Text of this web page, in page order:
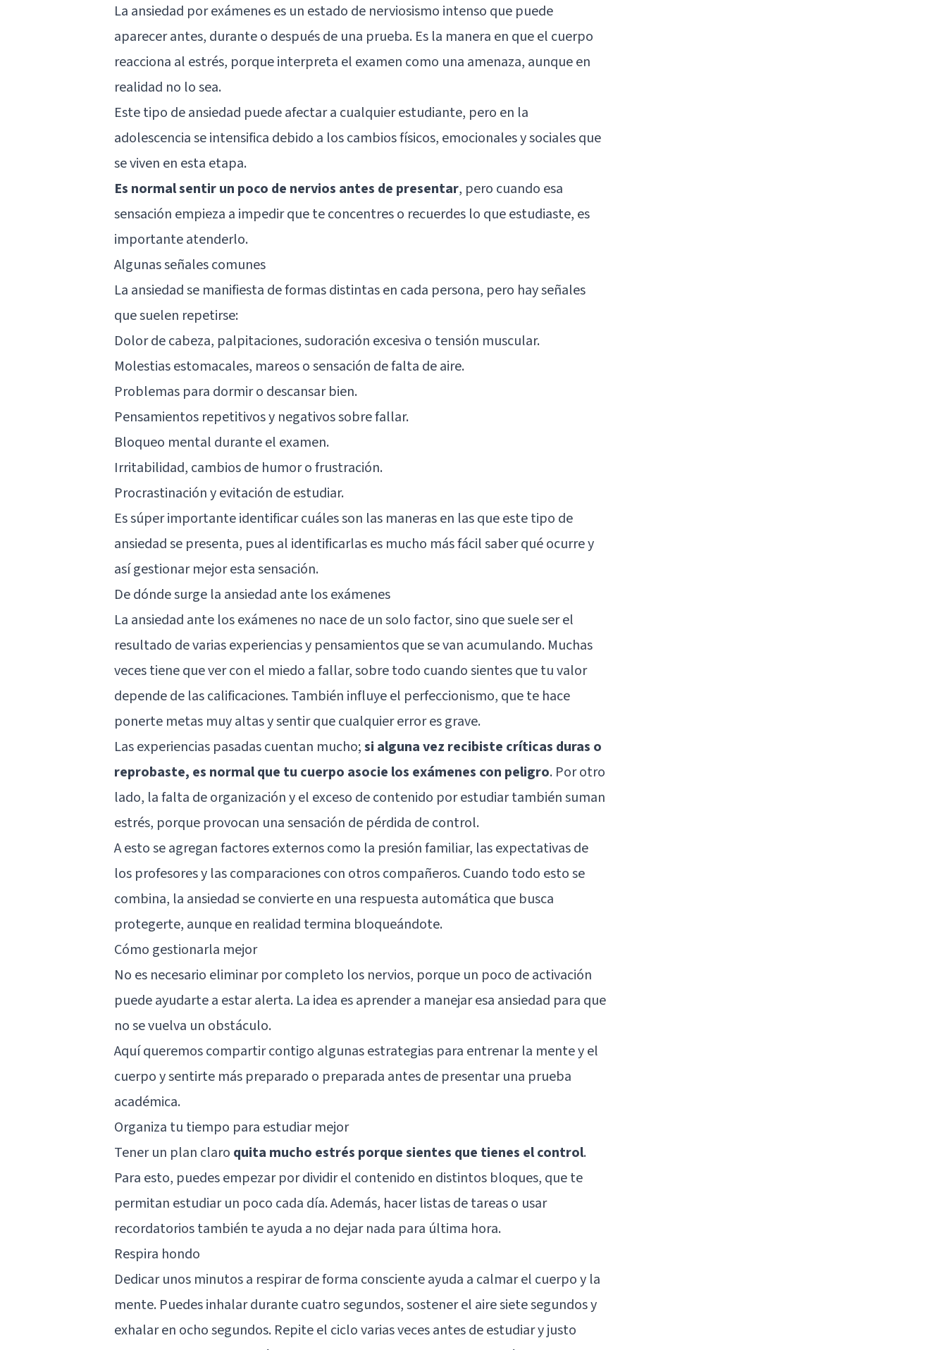
La ansiedad por exámenes es un estado de nerviosismo intenso que puede
aparecer antes, durante o después de una prueba. Es la manera en que el cuerpo
reacciona al estrés, porque interpreta el examen como una amenaza, aunque en
realidad no lo sea.
Este tipo de ansiedad puede afectar a cualquier estudiante, pero en la
adolescencia se intensifica debido a los cambios físicos, emocionales y sociales que
se viven en esta etapa.
Es normal sentir un poco de nervios antes de presentar, pero cuando esa
sensación empieza a impedir que te concentres o recuerdes lo que estudiaste, es
importante atenderlo.
Algunas señales comunes
La ansiedad se manifiesta de formas distintas en cada persona, pero hay señales
que suelen repetirse:
Dolor de cabeza, palpitaciones, sudoración excesiva o tensión muscular.
Molestias estomacales, mareos o sensación de falta de aire.
Problemas para dormir o descansar bien.
Pensamientos repetitivos y negativos sobre fallar.
Bloqueo mental durante el examen.
Irritabilidad, cambios de humor o frustración.
Procrastinación y evitación de estudiar.
Es súper importante identificar cuáles son las maneras en las que este tipo de
ansiedad se presenta, pues al identificarlas es mucho más fácil saber qué ocurre y
así gestionar mejor esta sensación.
De dónde surge la ansiedad ante los exámenes
La ansiedad ante los exámenes no nace de un solo factor, sino que suele ser el
resultado de varias experiencias y pensamientos que se van acumulando. Muchas
veces tiene que ver con el miedo a fallar, sobre todo cuando sientes que tu valor
depende de las calificaciones. También influye el perfeccionismo, que te hace
ponerte metas muy altas y sentir que cualquier error es grave.
Las experiencias pasadas cuentan mucho;si alguna vez recibiste críticas duras o
reprobaste, es normal que tu cuerpo asocie los exámenes con peligro. Por otro
lado, la falta de organización y el exceso de contenido por estudiar también suman
estrés, porque provocan una sensación de pérdida de control.
A esto se agregan factores externos como la presión familiar, las expectativas de
los profesores y las comparaciones con otros compañeros. Cuando todo esto se
combina, la ansiedad se convierte en una respuesta automática que busca
protegerte, aunque en realidad termina bloqueándote.
Cómo gestionarla mejor
No es necesario eliminar por completo los nervios, porque un poco de activación
puede ayudarte a estar alerta. La idea es aprender a manejar esa ansiedad para que
no se vuelva un obstáculo.
Aquí queremos compartir contigo algunas estrategias para entrenar la mente y el
cuerpo y sentirte más preparado o preparada antes de presentar una prueba
académica.
Organiza tu tiempo para estudiar mejor
Tener un plan claro quita mucho estrés porque sientes que tienes el control.
Para esto, puedes empezar por dividir el contenido en distintos bloques, que te
permitan estudiar un poco cada día. Además, hacer listas de tareas o usar
recordatorios también te ayuda a no dejar nada para última hora.
Respira hondo
Dedicar unos minutos a respirar de forma consciente ayuda a calmar el cuerpo y la
mente. Puedes inhalar durante cuatro segundos, sostener el aire siete segundos y
exhalar en ocho segundos. Repite el ciclo varias veces antes de estudiar y justo